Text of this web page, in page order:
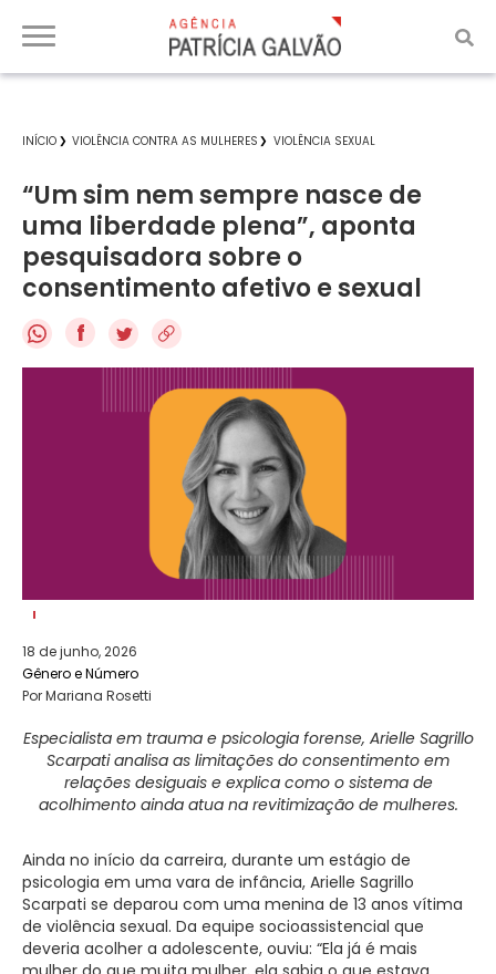
INÍCIO VIOLÊNCIA CONTRA AS MULHERES VIOLÊNCIA SEXUAL
“Um sim nem sempre nasce de
uma liberdade plena”, aponta
pesquisadora sobre o
consentimento afetivo e sexual
f
18 de junho, 2026
Gênero e Número
Por Mariana Rosetti
Especialista em trauma e psicologia forense, Arielle Sagrillo
Scarpati analisa as limitações do consentimento em
relações desiguais e explica como o sistema de
acolhimento ainda atua na revitimização de mulheres.
Ainda no início da carreira, durante um estágio de
psicologia em uma vara de infância, Arielle Sagrillo
Scarpati se deparou com uma menina de 13 anos vítima
de violência sexual. Da equipe socioassistencial que
deveria acolher a adolescente, ouviu: “Ela já é mais